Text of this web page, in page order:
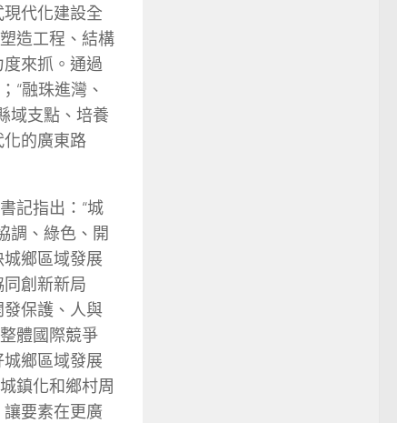
代化建設全
造工程、結構
來抓。通過
“融珠進灣、
域支點、培養
的廣東路
記指出：“城
調、綠色、開
鄉區域發展
創新新局
保護、人與
體國際競爭
鄉區域發展
鎮化和鄉村周
要素在更廣